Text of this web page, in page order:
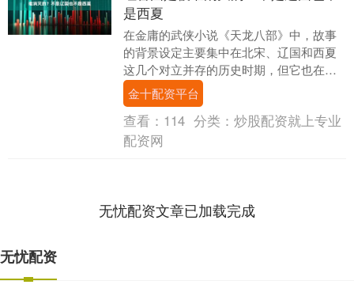
是西夏
在金庸的武侠小说《天龙八部》中，故事
的背景设定主要集中在北宋、辽国和西夏
这几个对立并存的历史时期，但它也在一
定程度上提及了当时相对偏远的大理国和
吐蕃国的历史。书....
金十配资平台
查看： 114 分类： 炒股配资就上专业
配资网
无忧配资文章已加载完成
无忧配资